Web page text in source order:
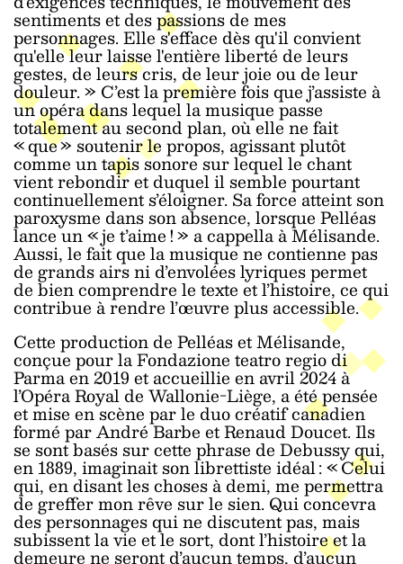
sentiments et des passions de mes
personnages. Elle s'efface dès qu'il convient
qu'elle leur laisse l'entière liberté de leurs
gestes, de leurs cris, de leur joie ou de leur
douleur. » C’est la première fois que j’assiste à
un opéra dans lequel la musique passe
totalement au second plan, où elle ne fait
« que » soutenir le propos, agissant plutôt
comme un tapis sonore sur lequel le chant
vient rebondir et duquel il semble pourtant
continuellement s’éloigner. Sa force atteint son
paroxysme dans son absence, lorsque Pelléas
lance un « je t’aime ! » a cappella à Mélisande.
Aussi, le fait que la musique ne contienne pas
de grands airs ni d’envolées lyriques permet
de bien comprendre le texte et l’histoire, ce qui
contribue à rendre l’œuvre plus accessible.
Cette production de Pelléas et Mélisande,
conçue pour la Fondazione teatro regio di
Parma en 2019 et accueillie en avril 2024 à
l’Opéra Royal de Wallonie-Liège, a été pensée
et mise en scène par le duo créatif canadien
formé par André Barbe et Renaud Doucet. Ils
se sont basés sur cette phrase de Debussy qui,
en 1889, imaginait son librettiste idéal : « Celui
qui, en disant les choses à demi, me permettra
de greffer mon rêve sur le sien. Qui concevra
des personnages qui ne discutent pas, mais
subissent la vie et le sort, dont l’histoire et la
demeure ne seront d’aucun temps, d’aucun